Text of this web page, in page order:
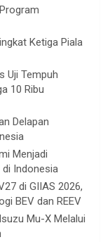
Ketiga Piala
Uji Tempuh
10 Ribu
Delapan
Menjadi
di Indonesia
di GIIAS 2026,
BEV dan REEV
Mu-X Melalui